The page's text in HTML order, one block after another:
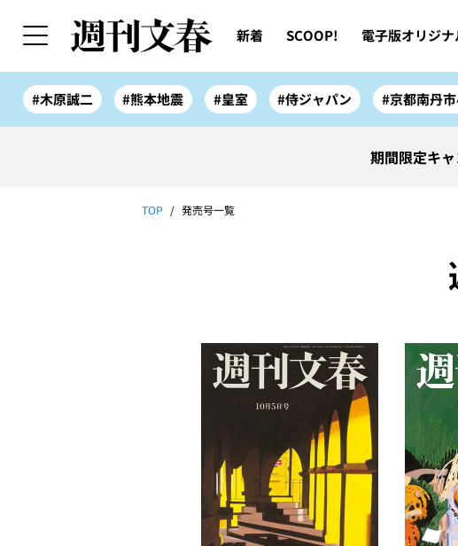
新着 SCOOP! 電子版オリジナ
#木原誠二 #熊本地震 #皇室 #侍ジャパン #京都南丹
期間限定キ
TOP 発売号一覧